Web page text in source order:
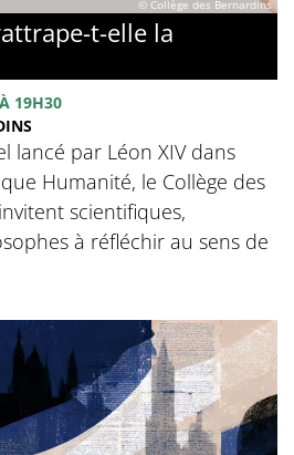
© Collège des Bernardins
t-elle la
À 19H30
lancé par Léon XIV dans
Humanité, le Collège des
scientifiques,
à réfléchir au sens de